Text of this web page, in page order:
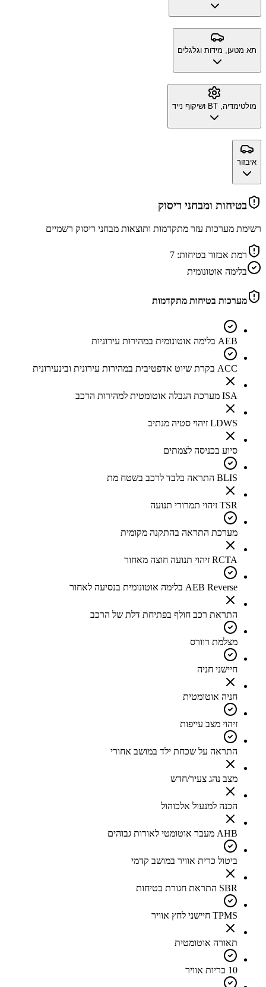
תא מטען, מידות וגלגלים
מולטימדיה, BT ושיקוף נייד
איבזור
בטיחות ומבחני ריסוק
רשימת מערכות עזר מתקדמות ותוצאות מבחני ריסוק רשמיים
רמת אבזור בטיחות: 7
בלימה אוטונומית
מערכות בטיחות מתקדמות
AEB בלימה אוטונומית במהירות עירוניות
ACC בקרת שיוט אדפטיבית במהירות עירונית ובינעירונית
ISA מערכת הגבלה אוטומטית למהירות הרכב
LDWS זיהוי סטיה מנתיב
סיוע בכניסה לצמתים
BLIS התראה בלבד לרכב בשטח מת
TSR זיהוי תמרורי תנועה
מערכת התראה בהתקנה מקומית
RCTA זיהוי תנועה חוצה מאחור
AEB Reverse בלימה אוטונומית בנסיעה לאחור
התראת רכב חולף בפתיחת דלת של הרכב
מצלמת רוורס
חיישני חניה
חניה אוטומטית
זיהוי מצב עייפות
התראה על שכחת ילד במושב אחורי
מצב נהג צעיר/חדש
הכנה למנעול אלכוהול
AHB מעבר אוטומטי לאורות גבוהים
ביטול כרית אוויר במושב קדמי
SBR התראת חגורת בטיחות
TPMS חיישני לחץ אוויר
תאורה אוטומטית
10 כריות אוויר